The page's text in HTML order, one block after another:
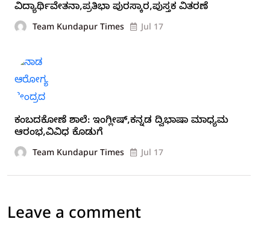
ವಿದ್ಯಾರ್ಥಿವೇತನಾ,ಪ್ರತಿಭಾ ಪುರಸ್ಕಾರ,ಪುಸ್ತಕ ವಿತರಣೆ
Team Kundapur Times Jul 17
ಕಂಬದಕೋಣೆ ಶಾಲೆ: ಇಂಗ್ಲೀಷ್,ಕನ್ನಡ ದ್ವಿಭಾಷಾ ಮಾಧ್ಯಮ
ಆರಂಭ,ವಿವಿಧ ಕೊಡುಗೆ
Team Kundapur Times Jul 17
Leave a comment